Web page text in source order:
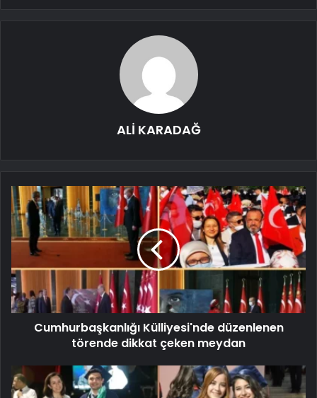
ALİ KARADAĞ
Cumhurbaşkanlığı Külliyesi'nde düzenlenen
törende dikkat çeken meydan